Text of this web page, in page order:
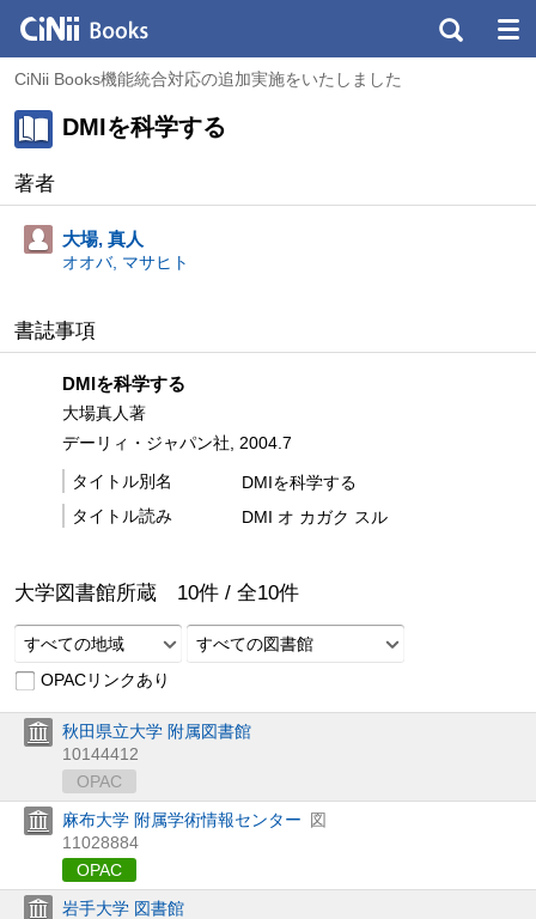
CiNii Books機能統合対応の追加実施をいたしました
DMIを科学する
著者
大場, 真人
オオバ, マサヒト
書誌事項
DMIを科学する
大場真人著
デーリィ・ジャパン社, 2004.7
タイトル別名
DMIを科学する
タイトル読み
DMI オ カガク スル
大学図書館所蔵 10件 / 全10件
すべての地域
すべての図書館
OPACリンクあり
秋田県立大学 附属図書館
10144412
OPAC
麻布大学 附属学術情報センター 図
11028884
OPAC
岩手大学 図書館